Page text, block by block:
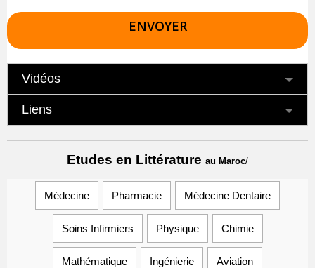
Vidéos
Liens
Etudes en Littérature au Maroc/
Médecine Pharmacie Médecine Dentaire
Soins Infirmiers Physique Chimie
Mathématique Ingénierie Aviation